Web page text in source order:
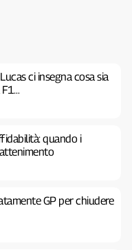
ci insegna cosa sia
F1…
quando i
GP per chiudere